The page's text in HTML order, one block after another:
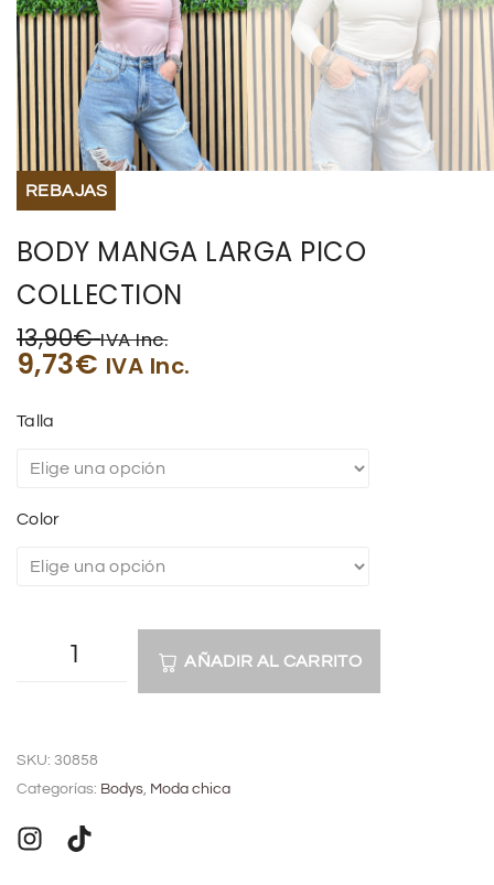
REBAJAS
BODY MANGA LARGA PICO
COLLECTION
13,90€ IVA Inc.
9,73€ IVA Inc.
Talla
Color
AÑADIR AL CARRITO
t
e
r
SKU: 30858
Categorías: Bodys, Moda chica